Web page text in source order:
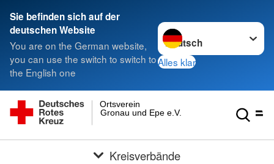
Sie befinden sich auf der
deutschen Website
You are on the German website,
you can use the switch to switch to
the English one
Sprache wechseln zu
Alles klar
Gronau und Epe e.V.
Ortsverein
Kreisverbände